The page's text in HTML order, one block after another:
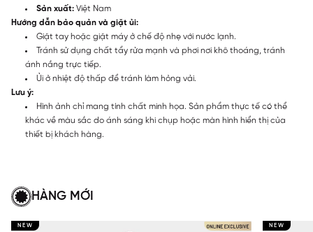
Sản xuất: Việt Nam
Hướng dẫn bảo quản và giặt ủi:
Giặt tay hoặc giặt máy ở chế độ nhẹ với nước lạnh.
Tránh sử dụng chất tẩy rửa mạnh và phơi nơi khô thoáng, tránh
ánh nắng trực tiếp.
Ủi ở nhiệt độ thấp để tránh làm hỏng vải.
Lưu ý:
Hình ảnh chỉ mang tính chất minh họa. Sản phẩm thực tế có thể
khác về màu sắc do ánh sáng khi chụp hoặc màn hình hiển thị của
thiết bị khách hàng.
HÀNG MỚI
NEW NEW